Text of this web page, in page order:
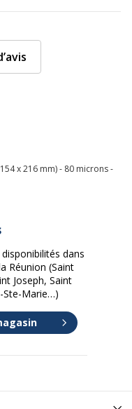
x 216 mm) - 80 microns -
dans
Réunion (Saint
Joseph, Saint
Ste-Marie…)